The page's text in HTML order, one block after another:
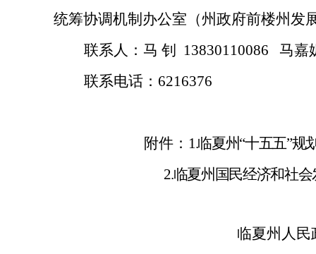
统筹协调机制办公室（州政府前楼州发
联系人：马 钊 13830110086 马嘉
联系电话：6216376
附件： 1.临夏州“十五五”规
2.临夏州国民经济和社
临夏州人民